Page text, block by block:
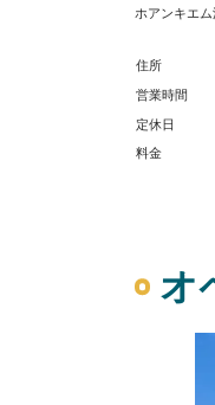
ホアンキエ
住所
営業時間
定休日
料金
オ